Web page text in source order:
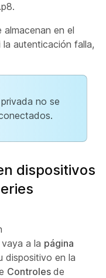
en el
autenticación falla,
no se
dispositivos
vaya a la página
dispositivo en la
Controles de